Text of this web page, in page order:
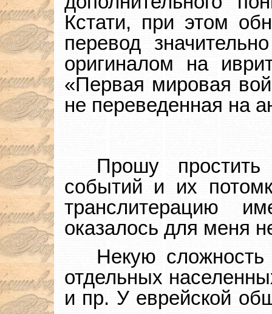
Кстати, при этом
перевод
оригиналом на
«Первая мировая
не переведенная на
Прошу простить
событий и их
оказалось для меня
Некую сложность
отдельных
и пр. У еврейской